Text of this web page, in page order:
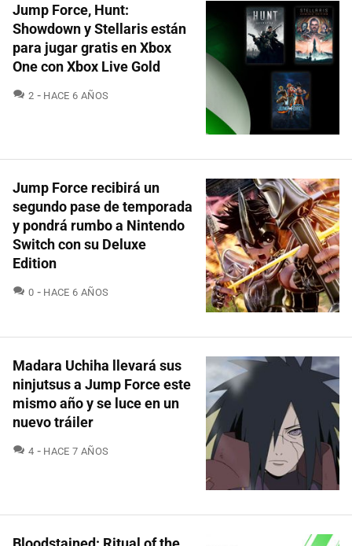
Jump Force, Hunt:
Showdown y Stellaris están
para jugar gratis en Xbox
One con Xbox Live Gold
2 COMENTARIOS
HACE 6 AÑOS
Jump Force recibirá un
segundo pase de temporada
y pondrá rumbo a Nintendo
Switch con su Deluxe
Edition
0 COMENTARIOS
HACE 6 AÑOS
Madara Uchiha llevará sus
ninjutsus a Jump Force este
mismo año y se luce en un
nuevo tráiler
4 COMENTARIOS
HACE 7 AÑOS